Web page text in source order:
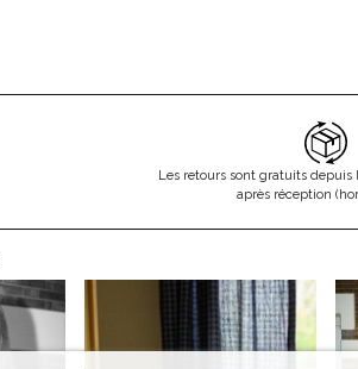
Les retours sont gratuits depuis
après réception